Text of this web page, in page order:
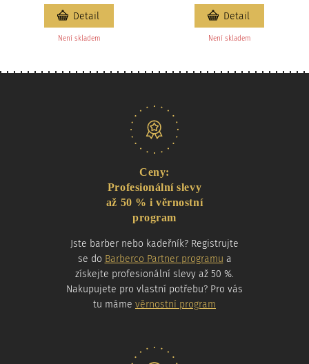
Není skladem
Detail
Není skladem
Detail
Ceny:
Profesionální slevy
až 50 % i věrnostní
program
Jste barber nebo kadeřník? Registrujte
se do Barberco Partner programu a
získejte profesionální slevy až 50 %.
Nakupujete pro vlastní potřebu? Pro vás
tu máme věrnostní program